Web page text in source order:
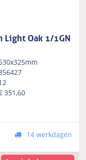
Light Oak 1/1GN
351,60
14 werkdagen